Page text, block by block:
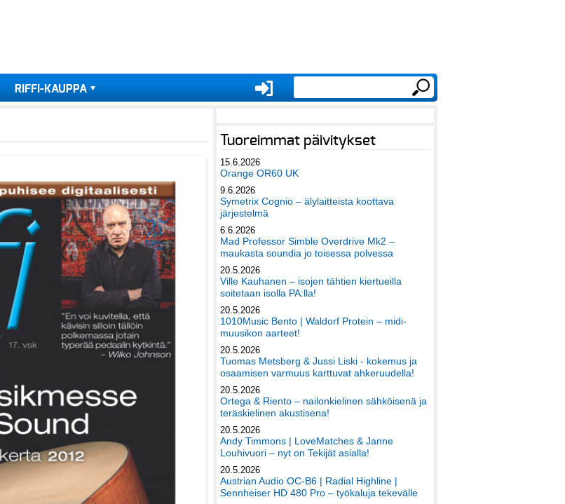
RIFFI-KAUPPA
Tuoreimmat päivitykset
15.6.2026
Orange OR60 UK
9.6.2026
Symetrix Cognio – älylaitteista koottava
järjestelmä
6.6.2026
Mad Professor Simble Overdrive Mk2 –
maukasta soundia jo toisessa polvessa
20.5.2026
Ville Kauhanen – isojen tähtien kiertueilla
soitetaan isolla PA:lla!
20.5.2026
1010Music Bento | Waldorf Protein – midi-
muusikon aarteet!
20.5.2026
Tuomas Metsberg & Jussi Liski - kokemus ja
osaamisen varmuus karttuvat ahkeruudella!
20.5.2026
Ortega & Riento – nailonkielinen sähköisenä ja
teräskielinen akustisena!
20.5.2026
Andy Timmons | LoveMatches & Janne
Louhivuori – nyt on Tekijät asialla!
20.5.2026
Austrian Audio OC-B6 | Radial Highline |
Sennheiser HD 480 Pro – työkaluja tekevälle